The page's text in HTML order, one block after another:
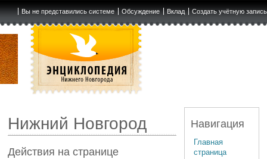
Вы не представились системе Обсуждение Вклад Создать учётную запись
Нижний Новгород
Действия на странице
Навигация
Главная
страница